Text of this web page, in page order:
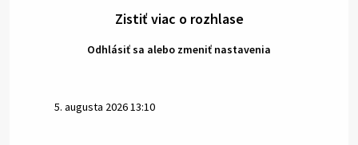
Zistiť viac o rozhlase
Odhlásiť sa alebo zmeniť nastavenia
5. augusta 2026 13:10